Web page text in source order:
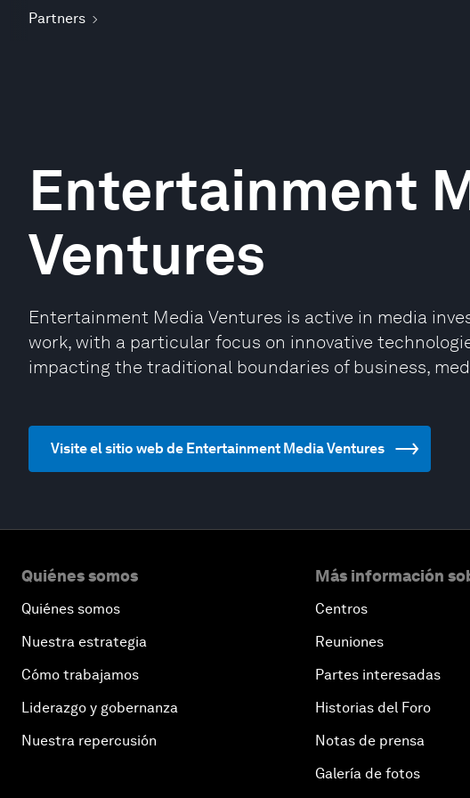
Partners
Entertainment
Ventures
Entertainment Media Ventures is active in media
work, with a particular focus on innovative
impacting the traditional boundaries of business,
Visite el sitio web de Entertainment Media Ventures
Quiénes somos
Quiénes somos
Nuestra estrategia
Cómo trabajamos
Liderazgo y gobernanza
Nuestra repercusión
Más información
Centros
Reuniones
Partes interesadas
Historias del Foro
Notas de prensa
Galería de fotos